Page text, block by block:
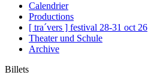
Calendrier
Productions
[ tra´vers ] festival 28-31 oct 26
Theater und Schule
Archive
Billets